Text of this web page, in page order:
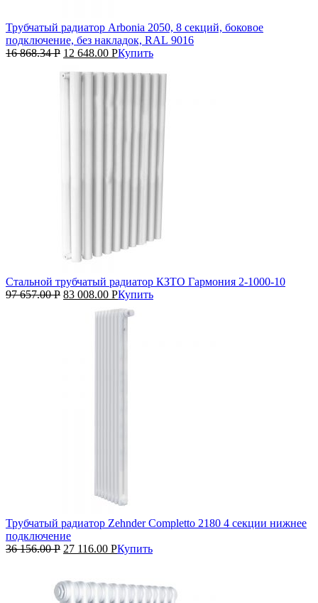
Трубчатый радиатор Arbonia 2050, 8 секций, боковое
подключение, без накладок, RAL 9016
16 868.34Р 12 648.00 РКупить
Стальной трубчатый радиатор КЗТО Гармония 2‑1000‑10
97 657.00Р 83 008.00 РКупить
Трубчатый радиатор Zehnder Completto 2180 4 секции нижнее
подключение
36 156.00Р 27 116.00 РКупить